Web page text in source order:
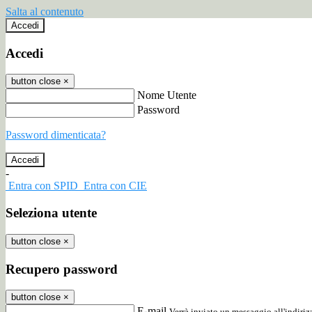
Salta al contenuto
Accedi
Accedi
button close ×
Nome Utente
Password
Password dimenticata?
-
Entra con SPID Entra con CIE
Seleziona utente
button close ×
Recupero password
button close ×